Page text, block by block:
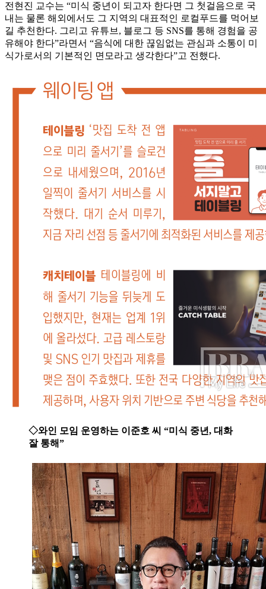
전현진 교수는 “미식 중년이 되고자 한다면 그 첫걸음으로 국
내는 물론 해외에서도 그 지역의 대표적인 로컬푸드를 먹어보
길 추천한다. 그리고 유튜브, 블로그 등 SNS를 통해 경험을 공
유해야 한다”라면서 “음식에 대한 끊임없는 관심과 소통이 미
식가로서의 기본적인 면모라고 생각한다”고 전했다.
◇와인 모임 운영하는 이준호 씨 “미식 중년, 대화
잘 통해”